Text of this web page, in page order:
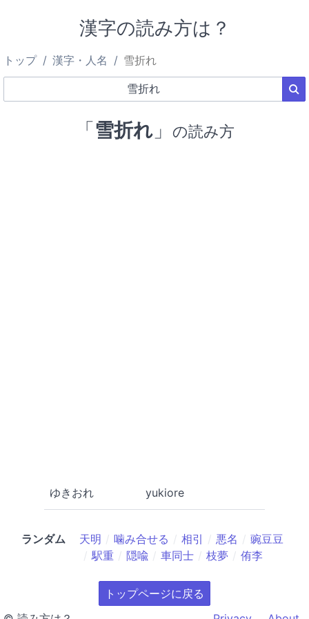
漢字の読み方は？
トップ 漢字・人名 雪折れ
「雪折れ」 の読み方
ゆきおれ yukiore
ランダム 天明 噛み合せる 相引 悪名
豌豆豆
駅重
隠喩 車同士 枝夢 侑李
トップページに戻る